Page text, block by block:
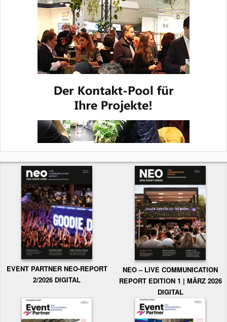
EVENT PARTNER NEO-REPORT
2/2026 DIGITAL
NEO – LIVE COMMUNICATION
REPORT EDITION 1 | MÄRZ 2026
DIGITAL